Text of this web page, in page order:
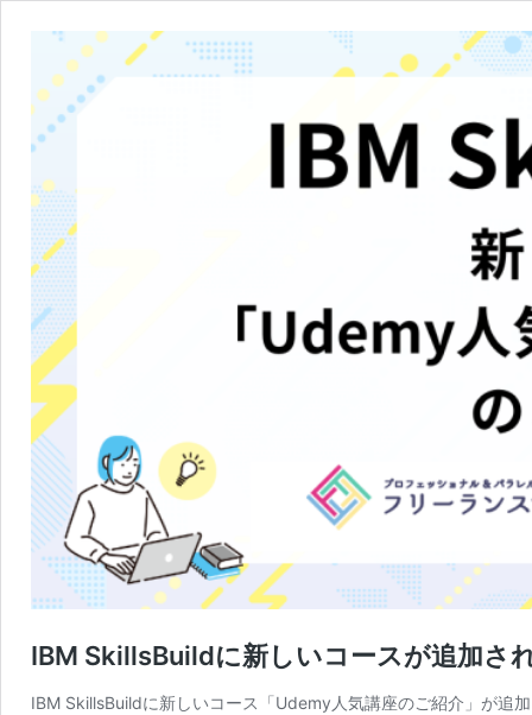
IBM SkillsBuildに新しいコースが追加さ
IBM SkillsBuildに新しいコース「Udemy人気講座のご紹介」が追